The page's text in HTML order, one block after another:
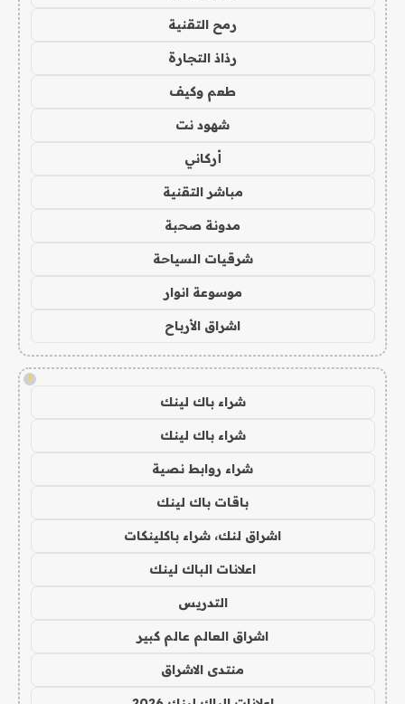
رمح التقنية
رذاذ التجارة
طعم وكيف
شهود نت
أركاني
مباشر التقنية
مدونة صحبة
شرقيات السياحة
موسوعة انوار
اشراق الأرباح
!
شراء باك لينك
شراء باك لينك
شراء روابط نصية
باقات باك لينك
اشراق لنك، شراء باكلينكات
اعلانات الباك لينك
التدريس
اشراق العالم عالم كبير
منتدى الاشراق